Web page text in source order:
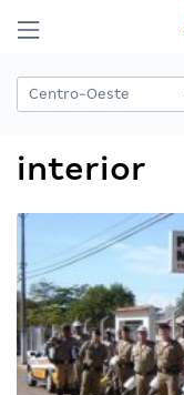
interior